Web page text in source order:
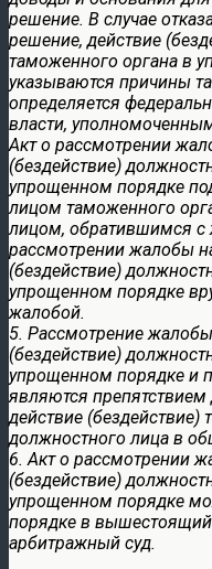
решение. В случае
решение, действие
таможенного органа в
указываются причины
определяется
власти,
Акт о рассмотрении
(бездействие)
упрощенном порядке
лицом таможенного
лицом, обратившимся с
рассмотрении жалобы
(бездействие)
упрощенном порядке
жалобой.
5. Рассмотрение
(бездействие)
упрощенном порядке и
являются
действие (бездействие)
должностного лица в
6. Акт о рассмотрении
(бездействие)
упрощенном порядке
порядке в
арбитражный суд.